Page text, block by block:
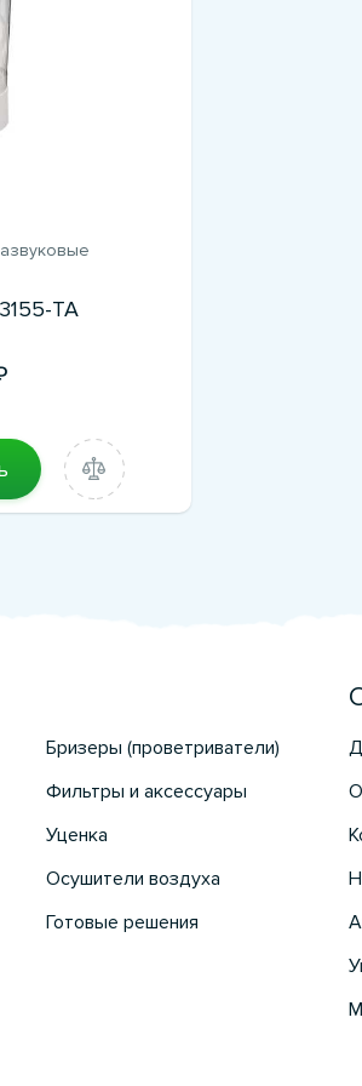
TA
Бризеры (проветриватели)
Фильтры и аксессуары
Уценка
Осушители воздуха
Готовые решения